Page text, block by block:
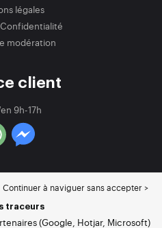
légales
modération
client
9h-17h
Continuer à naviguer sans accepter >
traceurs
(Google, Hotjar, Microsoft)